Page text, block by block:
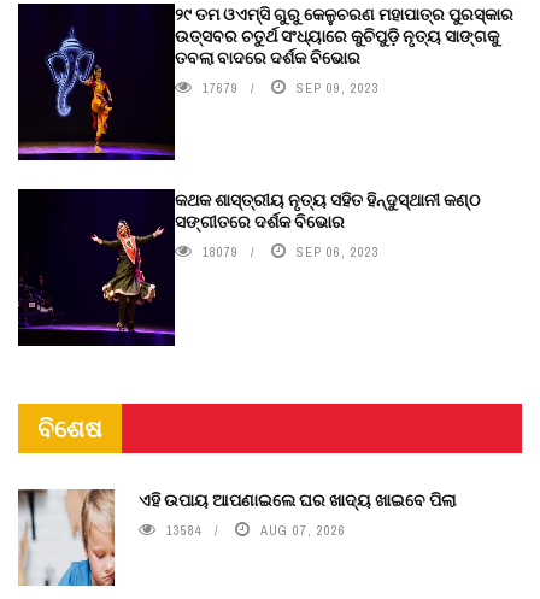
୨୯ ତମ ଓଏମ୍‌ସି ଗୁରୁ କେଳୁଚରଣ ମହାପାତ୍ର ପୁରସ୍କାର
ଉତ୍ସବର ଚତୁର୍ଥ ସଂଧ୍ୟାରେ କୁଚିପୁଡ଼ି ନୃତ୍ୟ ସାଙ୍ଗକୁ
ତବଲା ବାଦରେ ଦର୍ଶକ ବିଭୋର
17679 SEP 09, 2023
କଥକ ଶାସ୍ତ୍ରୀୟ ନୃତ୍ୟ ସହିତ ହିନ୍ଦୁସ୍ଥାନୀ କଣ୍ଠ
ସଙ୍ଗୀତରେ ଦର୍ଶକ ବିଭୋର
18079 SEP 06, 2023
ବିଶେଷ
ଏହି ଉପାୟ ଆପଣାଇଲେ ଘର ଖାଦ୍ୟ ଖାଇବେ ପିଲା
13584 AUG 07, 2026